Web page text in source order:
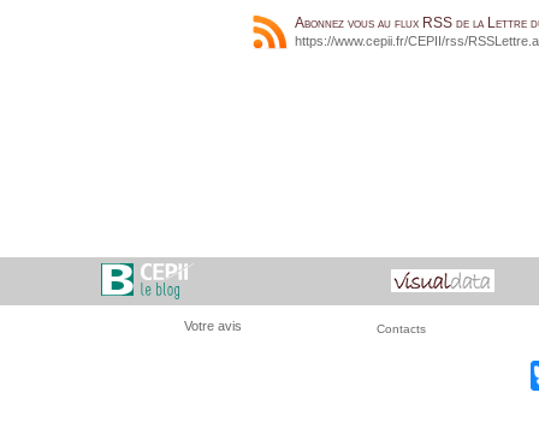
Abonnez vous au flux RSS de la Lettre
https://www.cepii.fr/CEPII/rss/
Votre avis Contacts